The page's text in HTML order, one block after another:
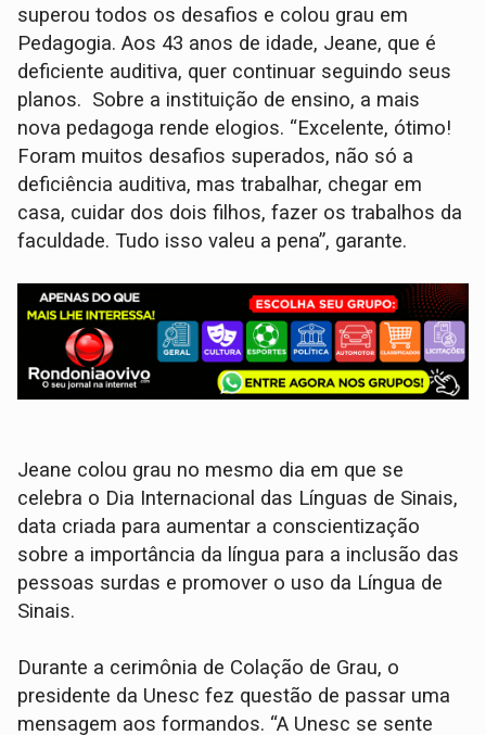
superou todos os desafios e colou grau em
Pedagogia. Aos 43 anos de idade, Jeane, que é
deficiente auditiva, quer continuar seguindo seus
planos. Sobre a instituição de ensino, a mais
nova pedagoga rende elogios. “Excelente, ótimo!
Foram muitos desafios superados, não só a
deficiência auditiva, mas trabalhar, chegar em
casa, cuidar dos dois filhos, fazer os trabalhos da
faculdade. Tudo isso valeu a pena”, garante.
Jeane colou grau no mesmo dia em que se
celebra o Dia Internacional das Línguas de Sinais,
data criada para aumentar a conscientização
sobre a importância da língua para a inclusão das
pessoas surdas e promover o uso da Língua de
Sinais.
Durante a cerimônia de Colação de Grau, o
presidente da Unesc fez questão de passar uma
mensagem aos formandos. “A Unesc se sente